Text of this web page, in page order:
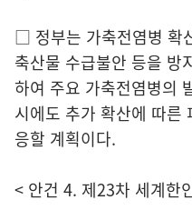
□ 정부는 가축전염병 확
축산물 수급불안 등을 방
하여 주요 가축전염병의
시에도 추가 확산에 따른
응할 계획이다.
< 안건 4. 제23차 세계한